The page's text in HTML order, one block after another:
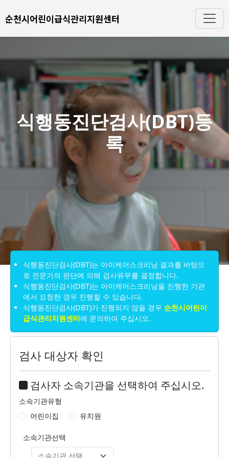
순천시어린이급식관리지원센터
식행동진단검사(DBT)등
록
식행동진단검사(DBT)는 아이케어스크리닝 결과를 바탕으
로 전문가의 판단에 의해 검사유무를 결정합니다.
식행동진단검사(DBT)는 아이케어스크리닝을 진행한 기관
에서 요청한 경우 진행할 수 있습니다.
식행동진단검사(DBT)가 진행되지 않을 경우 순천시어린이
급식관리지원센터에 문의하여 주십시오.
검사 대상자 확인
검사자 소속기관을 선택하여 주십시오.
소속기관유형
어린이집
유치원
소속기관선택